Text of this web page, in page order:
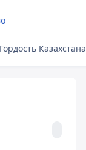
Казахстана